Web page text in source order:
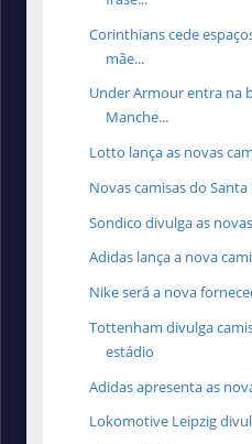
Corinthians cede
mãe...
Under Armour entra na
Manche...
Lotto lança as novas
Novas camisas do
Sondico divulga as
Adidas lança a nova
Nike será a nova
Tottenham divulga
estádio
Adidas apresenta as
Lokomotive Leipzig